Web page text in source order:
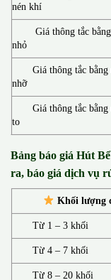
nén khí
Giá thông tắc
nhỏ
Giá thông tắc
nhỡ
Giá thông tắc
to
Bảng báo giá Hút
ra, báo giá dịch vụ
Khối lượng
Từ 1 – 3 khối
Từ 4 – 7 khối
Từ 8 – 20 khối